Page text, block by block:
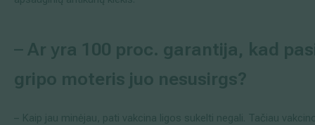
– Ar yra 100 proc. garantija, kad
gripo moteris juo nesusirgs?
– Kaip jau minėjau, pati vakcina ligos sukelti negali. Tačiau